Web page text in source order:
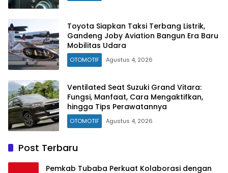
Toyota Siapkan Taksi Terbang Listrik,
Gandeng Joby Aviation Bangun Era Baru
Mobilitas Udara
OTOMOTIF Agustus 4, 2026
Ventilated Seat Suzuki Grand Vitara:
Fungsi, Manfaat, Cara Mengaktifkan,
hingga Tips Perawatannya
OTOMOTIF Agustus 4, 2026
Post Terbaru
Pemkab Tubaba Perkuat Kolaborasi dengan